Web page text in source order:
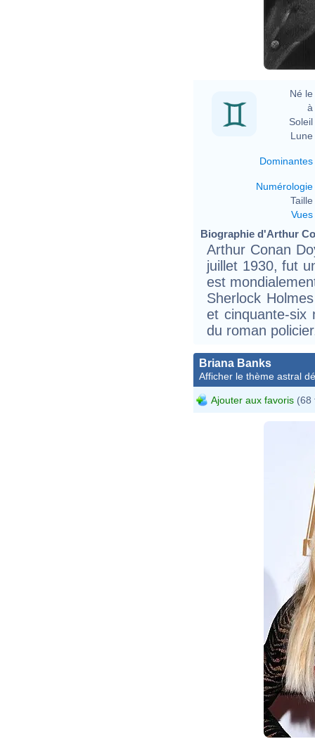
Né le
à
Soleil
Lune
Dominantes
Numérologie
Taille
Vues
Biographie d'Arthur
Arthur Conan
juillet 1930, fut
est
Sherlock
et cinquante-six
du roman
Briana Banks
Afficher le thème astral
Ajouter aux favoris (68